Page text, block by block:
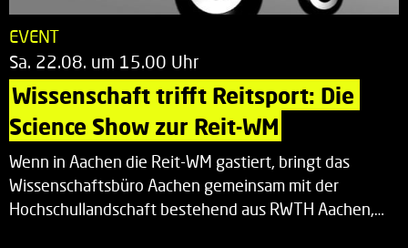
EVENT
Sa. 22.08. um 15.00 Uhr
Wissenschaft trifft Reitsport: Die
Science Show zur Reit-WM
Wenn in Aachen die Reit-WM gastiert, bringt das
Wissenschaftsbüro Aachen gemeinsam mit der
Hochschullandschaft bestehend aus RWTH Aachen,…